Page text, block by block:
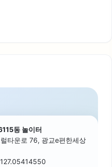
동 놀이터
타운로 76, 광교e편한세상